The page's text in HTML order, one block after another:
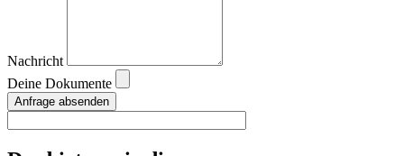
Nachricht
Deine Dokumente
Anfrage absenden